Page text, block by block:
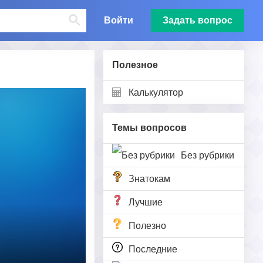
Войти Задать вопрос
Полезное
Калькулятор
Темы вопросов
Без рубрики
Знатокам
Лучшие
Полезно
Последние